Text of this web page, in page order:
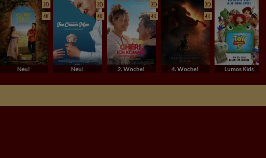
2D
4K
Neu!
2D
4K
Neu!
2D
4K
2. Woche!
2D
4K
4. Woche! Lumos Kids